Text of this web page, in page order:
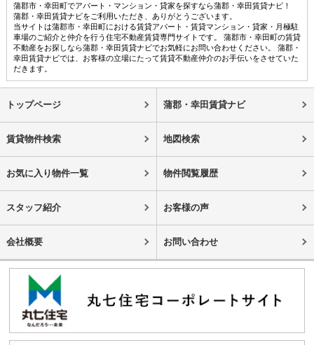
蒲郡市・幸田町でアパート・マンション・貸家を探すなら蒲郡・幸田賃貸ナビ！
蒲郡・幸田賃貸ナビをご利用いただき、ありがとうございます。
当サイトは蒲郡市・幸田町における賃貸アパート・賃貸マンション・貸家・月極駐
車場のご紹介と仲介を行う住宅不動産賃貸専門サイトです。 蒲郡市・幸田町の賃貸
不動産をお探しなら蒲郡・幸田賃貸ナビでお気軽にお問い合わせください。 蒲郡・
幸田賃貸ナビでは、お客様の立場にたって賃貸不動産仲介のお手伝いをさせていた
だきます。
トップページ 蒲郡・幸田賃貸ナビ
賃貸物件検索 地図検索
お気に入り物件一覧 物件閲覧履歴
スタッフ紹介 お客様の声
会社概要 お問い合わせ